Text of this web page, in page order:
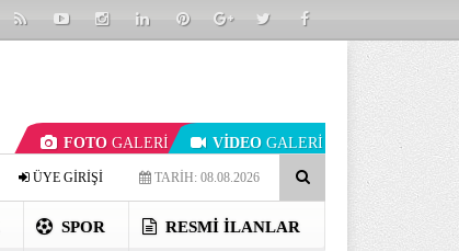
FOTO GALERİ VİDEO GALERİ
TARİH: 08.08.2026
ÜYE GİRİŞİ
SPOR RESMI İLANLAR